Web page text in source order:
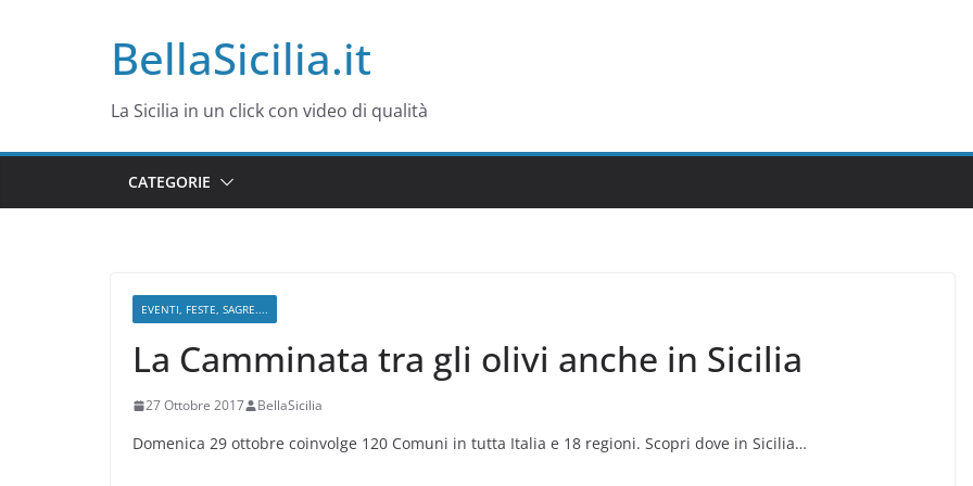
BellaSicilia.it
La Sicilia in un click con video di qualità
CATEGORIE
EVENTI, FESTE, SAGRE....
La Camminata tra gli olivi anche in Sicilia
27 Ottobre 2017 BellaSicilia
Domenica 29 ottobre coinvolge 120 Comuni in tutta Italia e 18 regioni. Scopri dove in Sicilia…